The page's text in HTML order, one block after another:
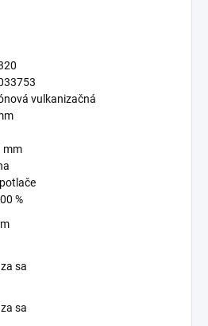
vulkanizačná
mm
%
sa
sa